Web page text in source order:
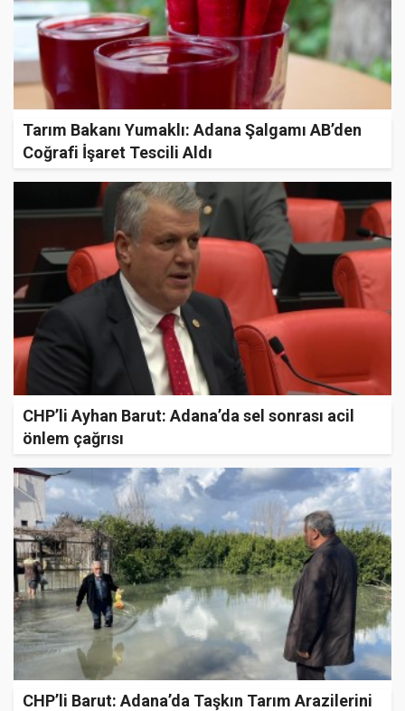
Tarım Bakanı Yumaklı: Adana Şalgamı AB’den
Coğrafi İşaret Tescili Aldı
CHP’li Ayhan Barut: Adana’da sel sonrası acil
önlem çağrısı
CHP’li Barut: Adana’da Taşkın Tarım Arazilerini